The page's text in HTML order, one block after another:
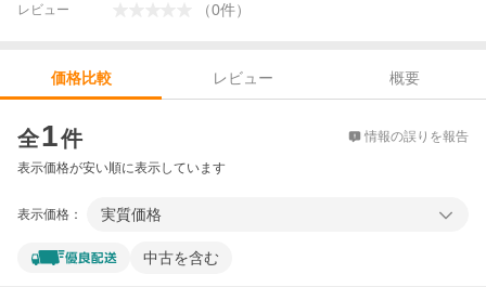
レビュー （0件）
価格比較 レビュー
概要
全1件 情報の誤りを報告
表示価格が安い順に表示しています
表示価格： 実質価格
中古を含む